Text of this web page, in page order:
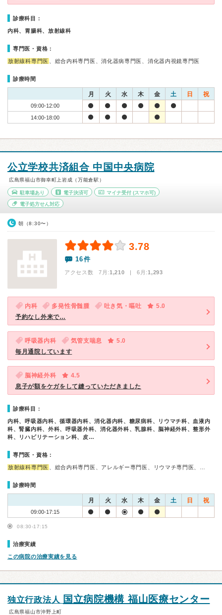
診療科目：
内科、胃腸科、放射線科
専門医・資格：
放射線科専門医 、総合内科専門医、消化器病専門医、消化器内視鏡専門医
診療時間
月 火 水 木 金 土 日 祝
09:00-12:00
14:00-18:00
公立学校共済組合 中国中央病院
広島県福山市御幸町上岩成（万能倉駅）
駐車場あり 電子決済可 マイナ受付 (スマホ可)
電子処方せん対応
朝（8:30〜）
3.78
16件
アクセス数 7月:1,210 | 6月:1,293
内科 多発性骨髄腫 吐き気・嘔吐
5.0
予約なし外来で…
呼吸器内科 気管支喘息
5.0
毎月通院しています
脳神経外科
4.5
息子が額をケガをして縫っていただきました
診療科目：
内科、呼吸器内科、循環器内科、消化器内科、糖尿病科、リウマチ科、血液内
科、腎臓内科、外科、呼吸器外科、消化器外科、乳腺科、脳神経外科、整形外
科、リハビリテーション科、皮…
専門医・資格：
放射線科専門医 、総合内科専門医、アレルギー専門医、リウマチ専門医、…
診療時間
月 火 水 木 金 土 日 祝
09:00-17:15
08:30-17:15
治療実績
この病院の治療実績を見る
独立行政法人 国立病院機構 福山医療センター
広島県福山市沖野上町